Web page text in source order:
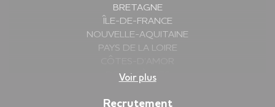
BRETAGNE
ÎLE-DE-FRANCE
NOUVELLE-AQUITAINE
PAYS DE LA LOIRE
DEUX-SÈVRES
GIRONDE
Voir plus
Recrutement